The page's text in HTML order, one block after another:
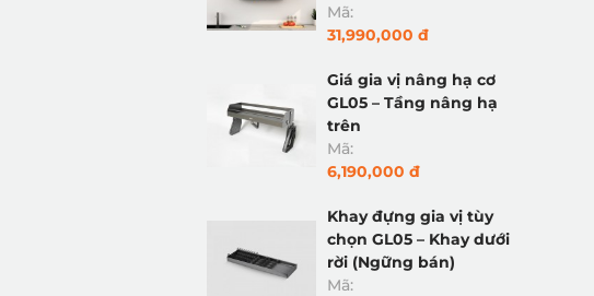
Mã:
31,990,000 đ
Giá gia vị nâng hạ cơ
GL05 – Tầng nâng hạ
trên
Mã:
6,190,000 đ
Khay đựng gia vị tùy
chọn GL05 – Khay dưới
rời (Ngững bán)
Mã: